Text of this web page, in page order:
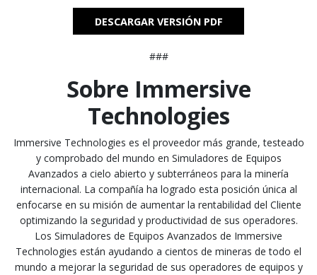
DESCARGAR VERSIÓN PDF
###
Sobre Immersive
Technologies
Immersive Technologies es el proveedor más grande, testeado
y comprobado del mundo en Simuladores de Equipos
Avanzados a cielo abierto y subterráneos para la minería
internacional. La compañía ha logrado esta posición única al
enfocarse en su misión de aumentar la rentabilidad del Cliente
optimizando la seguridad y productividad de sus operadores.
Los Simuladores de Equipos Avanzados de Immersive
Technologies están ayudando a cientos de mineras de todo el
mundo a mejorar la seguridad de sus operadores de equipos y